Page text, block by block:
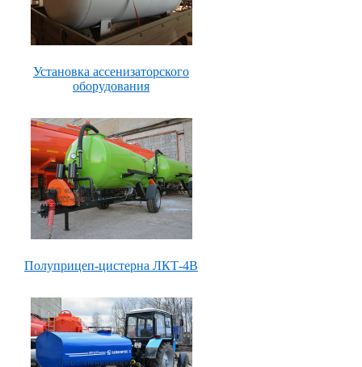
Установка ассенизаторского
оборудования
Полуприцеп-цистерна ЛКТ-4В